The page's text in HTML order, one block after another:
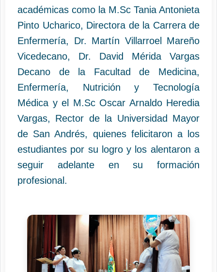
académicas como la M.Sc Tania Antonieta
Pinto Ucharico, Directora de la Carrera de
Enfermería, Dr. Martín Villarroel Mareño
Vicedecano, Dr. David Mérida Vargas
Decano de la Facultad de Medicina,
Enfermería, Nutrición y Tecnología
Médica y el M.Sc Oscar Arnaldo Heredia
Vargas, Rector de la Universidad Mayor
de San Andrés, quienes felicitaron a los
estudiantes por su logro y los alentaron a
seguir adelante en su formación
profesional.